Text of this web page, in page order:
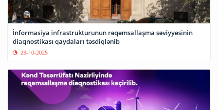
İnformasiya infrastrukturunun rəqəmsallaşma səviyyəsinin
diaqnostikası qaydaları təsdiqlənib
23-10-2025